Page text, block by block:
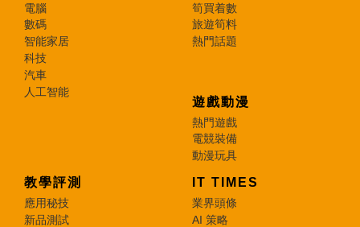
電腦
數碼
智能家居
科技
汽車
人工智能
筍買着數
旅遊筍料
熱門話題
遊戲動漫
熱門遊戲
電競裝備
動漫玩具
教學評測
應用秘技
新品測試
IT TIMES
業界頭條
AI 策略